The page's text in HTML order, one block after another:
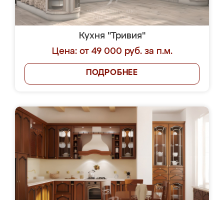
Кухня "Тривия"
Цена: от 49 000 руб. за п.м.
ПОДРОБНЕЕ